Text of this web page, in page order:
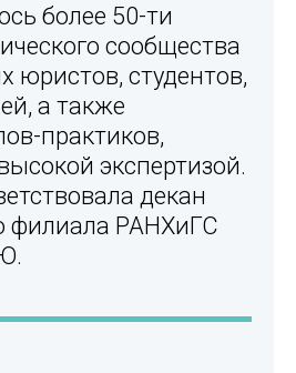
более 50-ти
сообщества
юристов, студентов,
а также
практиков,
экспертизой.
декан
филиала РАНХиГС